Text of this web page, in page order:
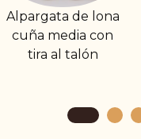
Alpargata de piel
cuña media sujeta
con hebilla